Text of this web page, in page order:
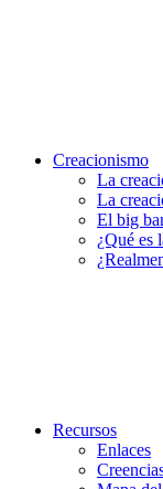
Creacionismo
La
La
El big
¿Qué es
Recursos
Enlaces